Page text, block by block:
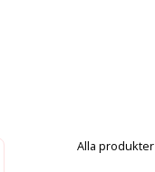
Alla produkter